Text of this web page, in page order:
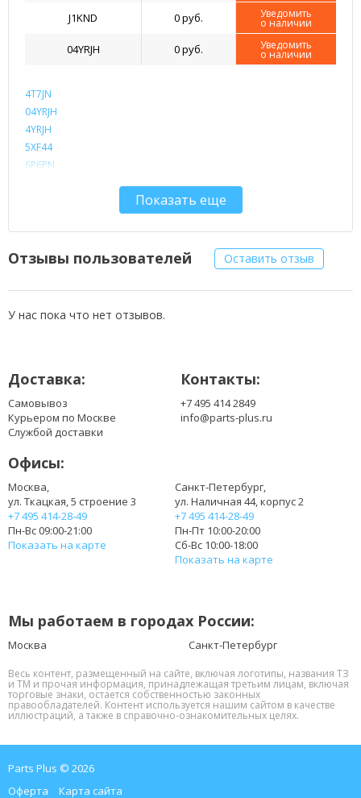
J1KND 0 руб. Уведомить
о наличии
04YRJH 0 руб. Уведомить
о наличии
4T7JN
04YRJH
4YRJH
5XF44
6P6PN
9T48V
9TCXN
312-0233
312-1197
312-1202
312-1204
312-1262
383CW
451-11510
965Y7
GK2X6
PPWT2
W7H3N
YXVK2
Показать еще
Отзывы пользователей Оставить отзыв
У нас пока что нет отзывов.
Доставка:
Самовывоз
Курьером по Москве
Службой доставки
Контакты:
+7 495 414 2849
info@parts-plus.ru
Офисы:
Москва,
ул. Ткацкая, 5 строение 3
+7 495 414-28-49
Пн-Вс 09:00-21:00
Показать на карте
Санкт-Петербург,
ул. Наличная 44, корпус 2
+7 495 414-28-49
Пн-Пт 10:00-20:00
Сб-Вс 10:00-18:00
Показать на карте
Мы работаем в городах России:
Москва Санкт-Петербург
Весь контент, размещенный на сайте, включая логотипы, названия ТЗ
и ТМ и прочая информация, принадлежащая третьим лицам, включая
торговые знаки, остается собственностью законных
правообладателей. Контент используется нашим сайтом в качестве
иллюстраций, а также в справочно-ознакомительных целях.
Parts Plus © 2026
Оферта
Карта сайта